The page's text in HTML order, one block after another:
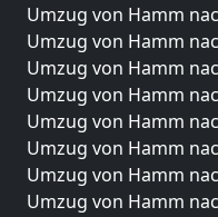
Umzug von Hamm
Umzug von Hamm
Umzug von Hamm
Umzug von Hamm
Umzug von Hamm
Umzug von Hamm
Umzug von Hamm
Umzug von Hamm